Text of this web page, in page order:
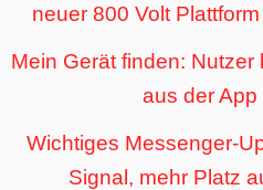
neuer 800 Volt
Mein Gerät finden:
aus der App
Wichtiges Messenger-
Signal, mehr Platz